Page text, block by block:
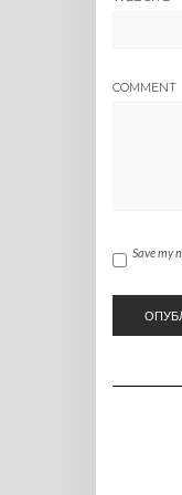
COMMENT
Save my